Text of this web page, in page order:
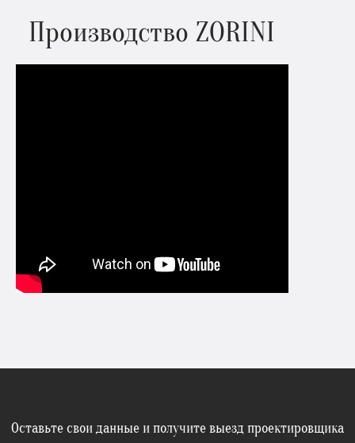
Производство ZORINI
Оставьте свои данные и получите выезд проектировщика